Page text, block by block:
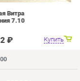
ГОРОДА